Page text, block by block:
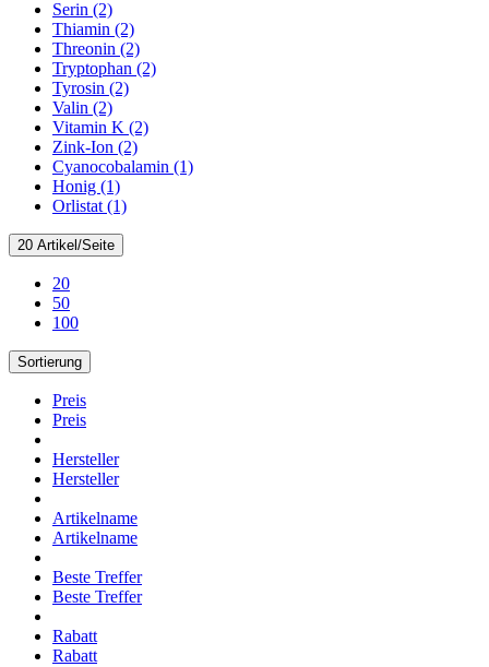
Serin (2)
Thiamin (2)
Threonin (2)
Tryptophan (2)
Tyrosin (2)
Valin (2)
Vitamin K (2)
Zink-Ion (2)
Cyanocobalamin (1)
Honig (1)
Orlistat (1)
20 Artikel/Seite
20
50
100
Sortierung
Preis
Preis
Hersteller
Hersteller
Artikelname
Artikelname
Beste Treffer
Beste Treffer
Rabatt
Rabatt